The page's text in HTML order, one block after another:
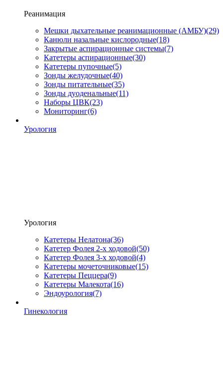
Реанимация
Мешки дыхательные реанимационные (АМБУ)(29)
Канюли назальные кислородные(18)
Закрытые аспирационные системы(7)
Катетеры аспирационные(30)
Катетеры пупочные(5)
Зонды желудочные(40)
Зонды питательные(35)
Зонды дуоденальные(11)
Наборы ЦВК(23)
Мониторинг(6)
Урология
Урология
Катетеры Нелатона(36)
Катетер Фолея 2-х ходовой(50)
Катетер Фолея 3-х ходовой(4)
Катетеры мочеточниковые(15)
Катетеры Пеццера(9)
Катетеры Малекота(16)
Эндоурология(7)
Гинекология